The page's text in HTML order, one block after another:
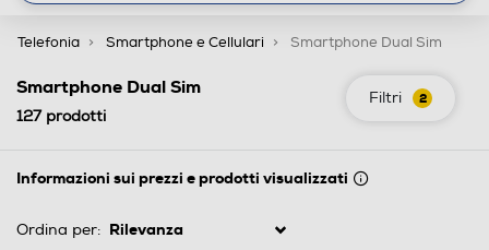
Telefonia Smartphone e Cellulari Smartphone Dual Sim
Filtri 2
Smartphone Dual Sim
127prodotti
Informazioni sui prezzi e prodotti visualizzati
Ordina per: